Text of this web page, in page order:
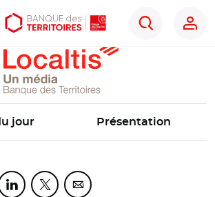
Rechercher
jour Présentation
cette page sur Facebook
Partager cette page sur Linkedin
Partager cette page sur Twitter
Partager cette page sur